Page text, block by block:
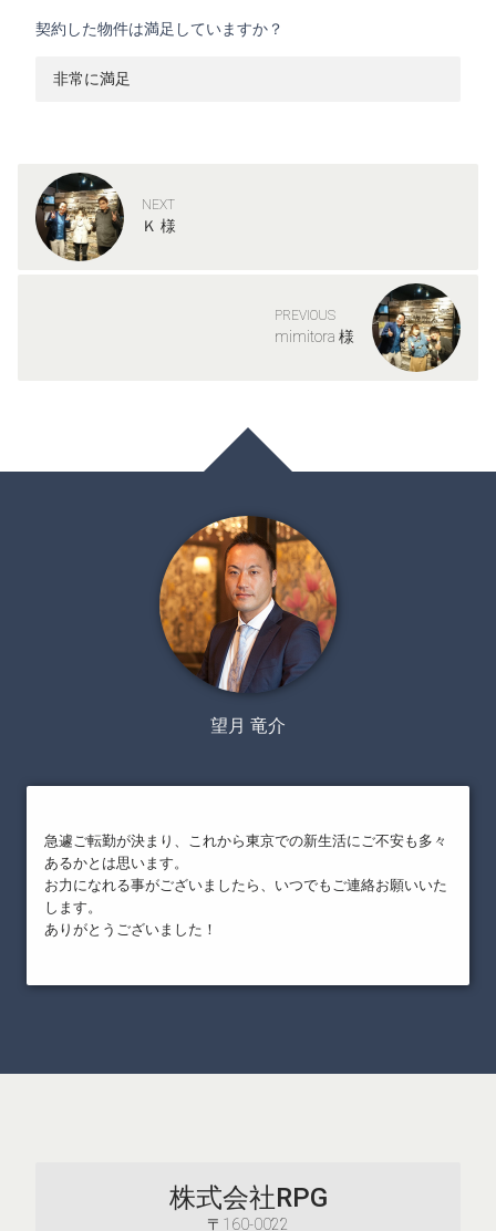
契約した物件は満足していますか？
非常に満足
NEXT
Ｋ 様
PREVIOUS
mimitora 様
望月 竜介
急遽ご転勤が決まり、これから東京での新生活にご不安も多々
あるかとは思います。
お力になれる事がございましたら、いつでもご連絡お願いいた
します。
ありがとうございました！
株式会社RPG
〒160-0022